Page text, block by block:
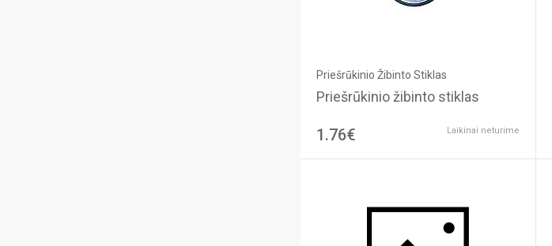
Priešrūkinio Žibinto Stiklas
Priešrūkinio žibinto stiklas
1.76€ Laikinai neturime